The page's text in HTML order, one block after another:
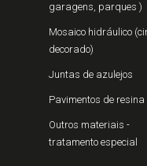
garagens, parques )
Mosaico hidráulico
decorado)
Juntas de azulejos
Pavimentos de resina
Outros materiais -
tratamento especial